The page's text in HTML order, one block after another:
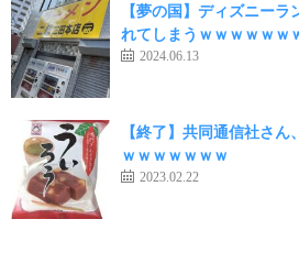
【夢の国】ディズニー
れてしまうｗｗｗｗｗｗ
2024.06.13
【終了】共同通信社さ
ｗｗｗｗｗｗｗ
2023.02.22